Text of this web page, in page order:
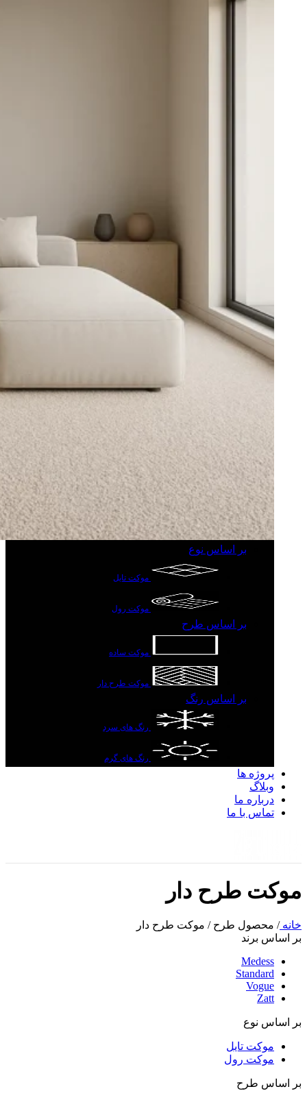
بر اساس نوع
موکت تایل
موکت رول
بر اساس طرح
موکت ساده
موکت طرح دار
بر اساس رنگ
رنگ های سرد
رنگ های گرم
پروژه ها
وبلاگ
درباره ما
تماس با ما
موکت طرح دار
خانه/ محصول طرح/ موکت طرح دار
بر اساس برند
Medess
Standard
Vogue
Zatt
بر اساس نوع
موکت تایل
موکت رول
بر اساس طرح